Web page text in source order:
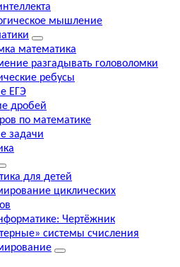
мышление
математика
разгадывать головоломки
ребусы
ЕГЭ
дробей
по математике
задачи
для детей
циклических
Чертёжник
системы счисления